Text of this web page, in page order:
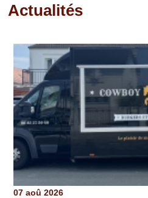
Actualités
07 aoû 2026
Pages